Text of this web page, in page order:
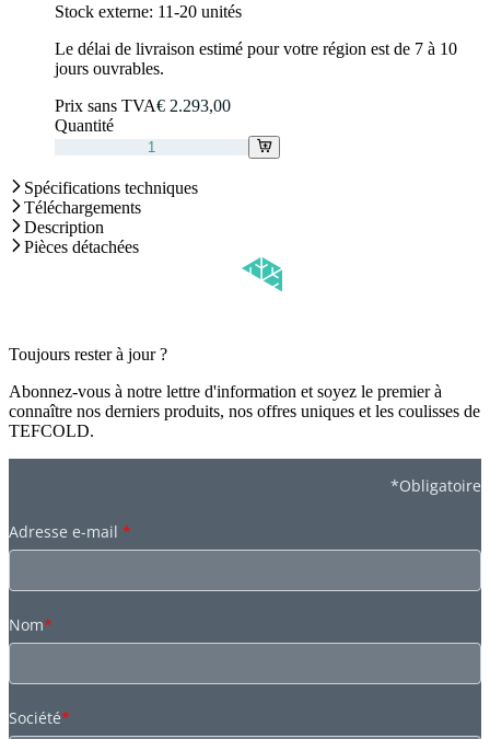
Stock externe: 11-20 unités
Le délai de livraison estimé pour votre région est de 7 à 10
jours ouvrables.
Prix sans TVA€ 2.293,00
Quantité
Spécifications techniques
Téléchargements
Description
Pièces détachées
Toujours rester à jour ?
Abonnez-vous à notre lettre d'information et soyez le premier à
connaître nos derniers produits, nos offres uniques et les coulisses de
TEFCOLD.
*Obligatoire
Adresse e-mail *
Nom*
Société*